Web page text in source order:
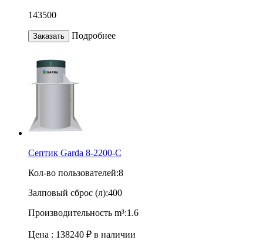
143500
Заказать Подробнее
Септик Garda 8-2200-C
Кол-во пользователей:8
Залповый сброс (л):400
Производительность m³:1.6
Цена : 138240 ₽ в наличии